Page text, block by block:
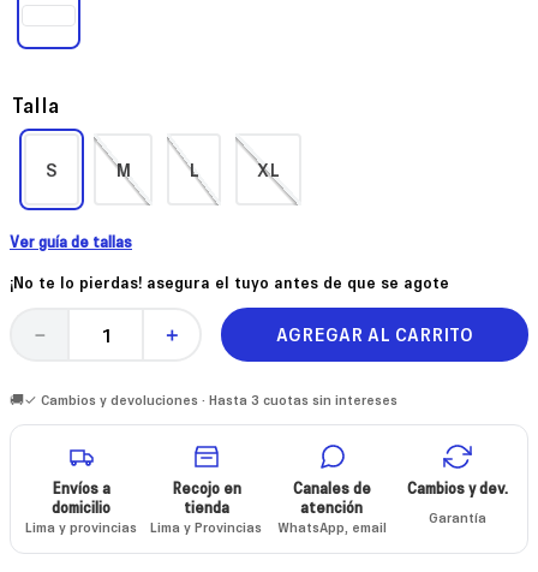
Talla
S M L XL
Ver guía de tallas
¡No te lo pierdas! asegura el tuyo antes de que se agote
＋
－ AGREGAR AL CARRITO
🚚✓ Cambios y devoluciones · Hasta 3 cuotas sin intereses
Envíos a
domicilio
Lima y provincias
Recojo en
tienda
Lima y Provincias
Canales de
atención
WhatsApp, email
Cambios y dev.
Garantía